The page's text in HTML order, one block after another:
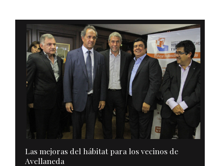
Las mejoras del hábitat para los vecinos de
Avellaneda